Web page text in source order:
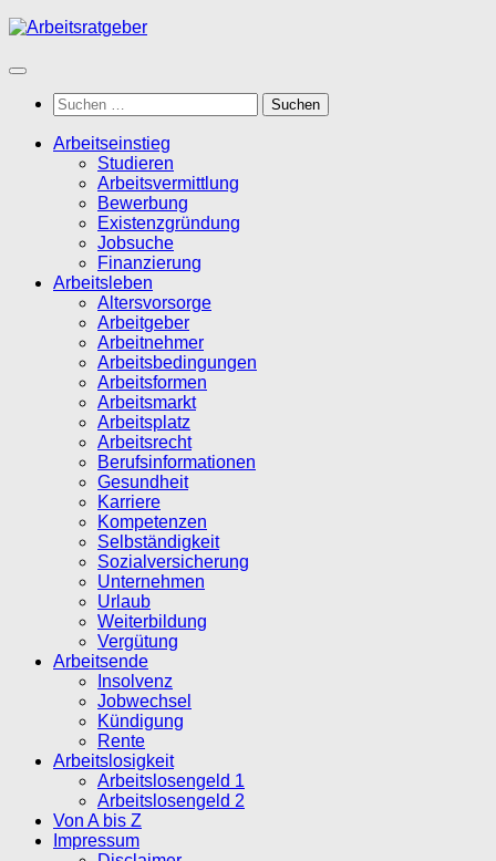
Zum
springen
Suchen
nach:
Arbeitseinstieg
Studieren
Arbeitsvermittlung
Bewerbung
Existenzgründung
Jobsuche
Finanzierung
Arbeitsleben
Altersvorsorge
Arbeitgeber
Arbeitnehmer
Arbeitsbedingungen
Arbeitsformen
Arbeitsmarkt
Arbeitsplatz
Arbeitsrecht
Berufsinformationen
Gesundheit
Karriere
Kompetenzen
Selbständigkeit
Sozialversicherung
Unternehmen
Urlaub
Weiterbildung
Vergütung
Arbeitsende
Insolvenz
Jobwechsel
Kündigung
Rente
Arbeitslosigkeit
Arbeitslosengeld 1
Arbeitslosengeld 2
Von A bis Z
Impressum